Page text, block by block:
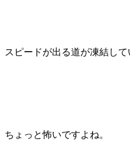
スピードが出る道が凍結して
ちょっと怖いですよね。